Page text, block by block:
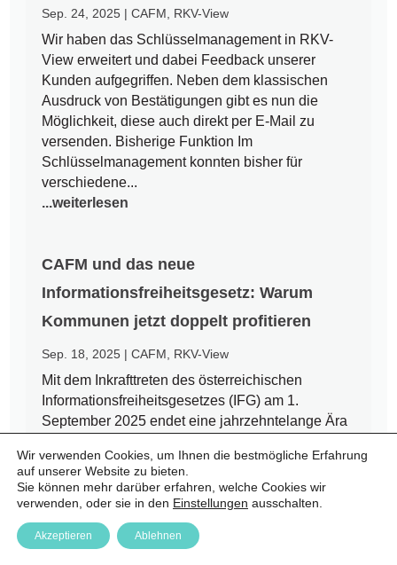
Sep. 24, 2025 |CAFM RKV-View
Wir haben das Schlüsselmanagement in RKV-
View erweitert und dabei Feedback unserer
Kunden aufgegriffen. Neben dem klassischen
Ausdruck von Bestätigungen gibt es nun die
Möglichkeit, diese auch direkt per E-Mail zu
versenden. Bisherige Funktion Im
Schlüsselmanagement konnten bisher für
verschiedene...
...weiterlesen
CAFM und das neue
Informationsfreiheitsgesetz: Warum
Kommunen jetzt doppelt profitieren
Sep. 18, 2025 |CAFM RKV-View
Mit dem Inkrafttreten des österreichischen
Informationsfreiheitsgesetzes (IFG) am 1.
September 2025 endet eine jahrzehntelange Ära
haben nun einen Rechtsanspruch auf Zugang zu
amtlichen Informationen – auch auf kommunaler
Ebene. Für Städte und Gemeinden...
...weiterlesen
Wir verwenden Cookies, um Ihnen die bestmögliche Erfahrung
auf unserer Website zu bieten.
Sie können mehr darüber erfahren, welche Cookies wir
verwenden, oder sie in den Einstellungen ausschalten.
Akzeptieren Ablehnen